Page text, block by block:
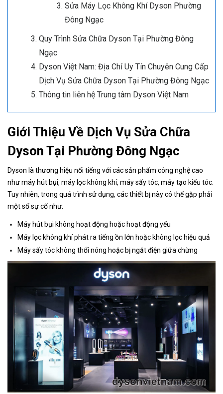
Sửa Máy Lọc Không Khí Dyson Phường
Đông Ngạc
Quy Trình Sửa Chữa Dyson Tại Phường Đông
Ngạc
Dyson Việt Nam: Địa Chỉ Uy Tín Chuyên Cung Cấp
Dịch Vụ Sửa Chữa Dyson Tại Phường Đông Ngạc
Thông tin liên hệ Trung tâm Dyson Việt Nam
Giới Thiệu Về Dịch Vụ Sửa Chữa
Dyson Tại Phường Đông Ngạc
Dyson là thương hiệu nổi tiếng với các sản phẩm công nghệ cao
như máy hút bụi, máy lọc không khí, máy sấy tóc, máy tạo kiểu tóc.
Tuy nhiên, trong quá trình sử dụng, các thiết bị này có thể gặp phải
một số sự cố như:
Máy hút bụi không hoạt động hoặc hoạt động yếu
Máy lọc không khí phát ra tiếng ồn lớn hoặc không lọc hiệu quả
Máy sấy tóc không thổi nóng hoặc bị ngắt điện giữa chừng